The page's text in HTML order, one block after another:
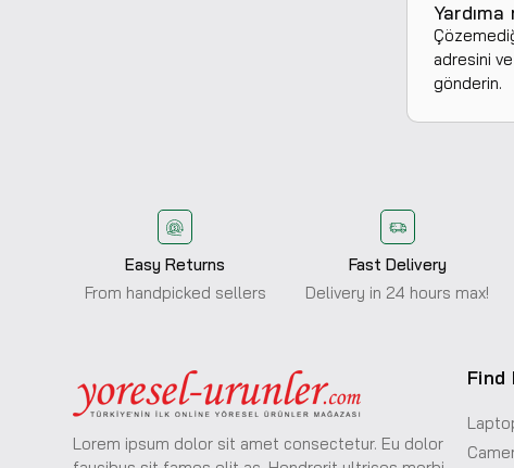
Yardıma
adresini ve
gönderin.
Easy Returns
From handpicked sellers
Fast Delivery
Delivery in 24 hours max!
Lorem ipsum dolor sit amet consectetur. Eu dolor
Find